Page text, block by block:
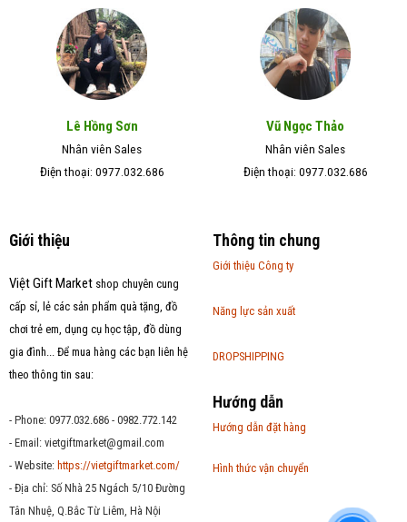
Lê Hồng Sơn
Nhân viên Sales
Điện thoại: 0977.032.686
Vũ Ngọc Thảo
Nhân viên Sales
Điện thoại: 0977.032.686
Giới thiệu
Việt Gift Marketshop chuyên cung
cấp sỉ, lẻ các sản phẩm quà tặng, đồ
chơi trẻ em, dụng cụ học tập, đồ dùng
gia đình... Để mua hàng các bạn liên hệ
theo thông tin sau:
- Phone: 0977.032.686 - 0982.772.142
- Email: vietgiftmarket@gmail.com
- Website: https://vietgiftmarket.com/
- Địa chỉ: Số Nhà 25 Ngách 5/10 Đường
Tân Nhuệ, Q.Bắc Từ Liêm, Hà Nội
Thông tin chung
Giới thiệu Công ty
Năng lực sản xuất
DROPSHIPPING
Hướng dẫn
Hướng dẫn đặt hàng
Hình thức vận chuyển